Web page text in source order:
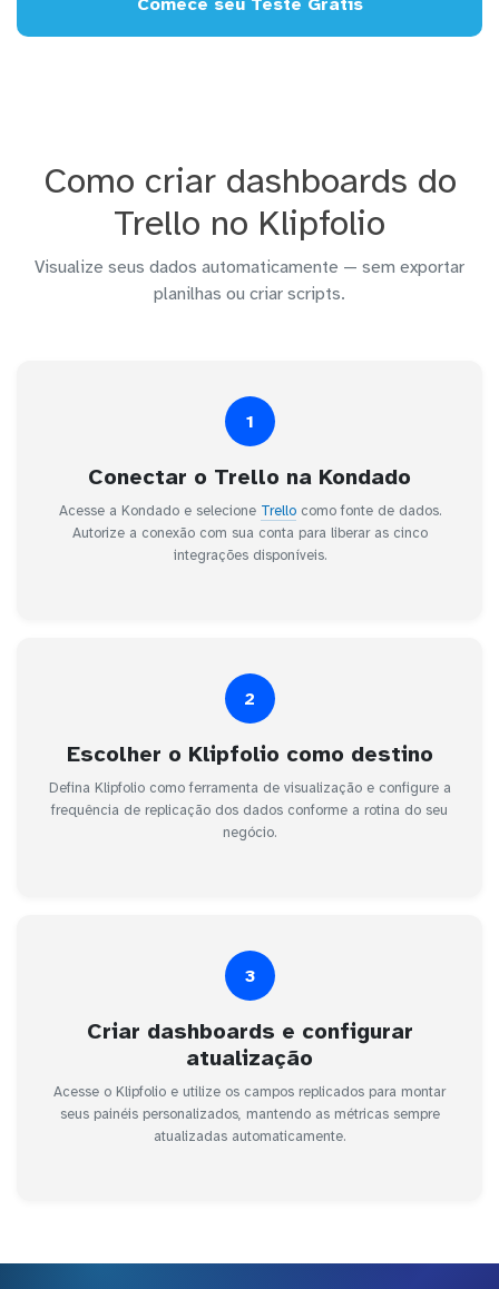
Comece seu Teste Grátis
Como criar dashboards do
Trello no Klipfolio
Visualize seus dados automaticamente — sem exportar
planilhas ou criar scripts.
1
Conectar o Trello na Kondado
Acesse a Kondado e selecione Trellocomo fonte de dados.
Autorize a conexão com sua conta para liberar as cinco
integrações disponíveis.
2
Escolher o Klipfolio como destino
Defina Klipfolio como ferramenta de visualização e configure a
frequência de replicação dos dados conforme a rotina do seu
negócio.
3
Criar dashboards e configurar
atualização
Acesse o Klipfolio e utilize os campos replicados para montar
seus painéis personalizados, mantendo as métricas sempre
atualizadas automaticamente.